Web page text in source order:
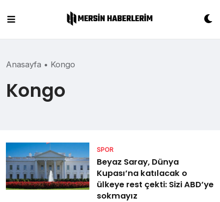
content
Anasayfa • Kongo
Kongo
SPOR
Beyaz Saray, Dünya
Kupası’na katılacak o
ülkeye rest çekti: Sizi ABD’ye
sokmayız